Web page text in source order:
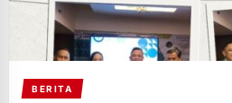
BERITA